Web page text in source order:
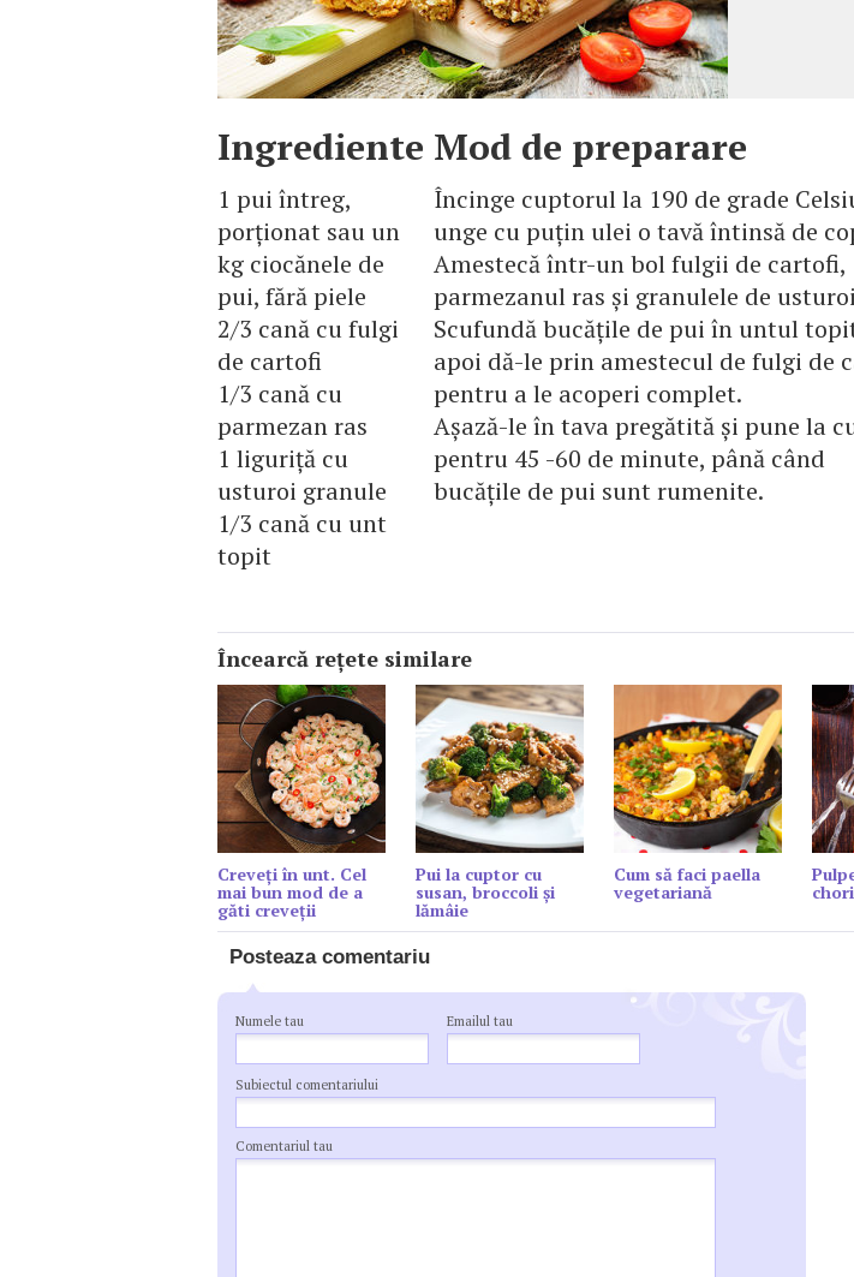
Ingrediente
1 pui întreg,
porționat sau un
kg ciocănele de
pui, fără piele
2/3 cană cu fulgi
de cartofi
1/3 cană cu
parmezan ras
1 liguriță cu
usturoi granule
1/3 cană cu unt
topit
Mod de preparare
Încinge cuptorul la 190 de grade
unge cu puțin ulei o tavă întinsă de
Amestecă într-un bol fulgii de cartofi,
parmezanul ras și granulele de
Scufundă bucățile de pui în untul
apoi dă-le prin amestecul de fulgi de
pentru a le acoperi complet.
Așază-le în tava pregătită și pune la
pentru 45 -60 de minute, până când
bucățile de pui sunt rumenite.
Încearcă reţete similare
Creveți în unt. Cel
mai bun mod de a
găti creveții
Pui la cuptor cu
susan, broccoli și
lămâie
Cum să faci paella
vegetariană
Posteaza comentariu
Numele tau Emailul tau
Subiectul comentariului
Comentariul tau